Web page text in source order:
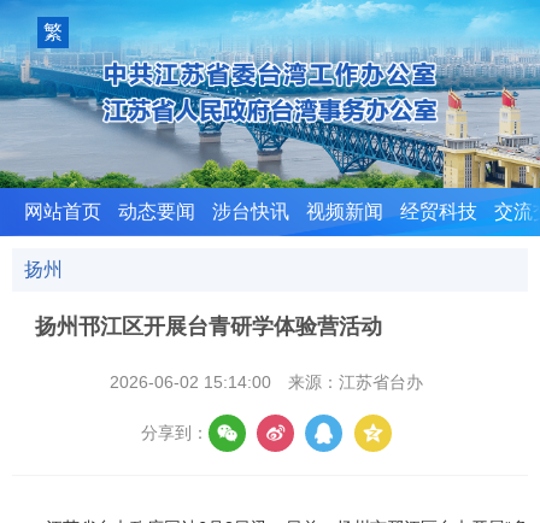
繁
體
版
网站首页 动态要闻 涉台快讯 视频新闻 经贸科技 交流
扬州
扬州邗江区开展台青研学体验营活动
2026-06-02 15:14:00 来源：江苏省台办
分享到：